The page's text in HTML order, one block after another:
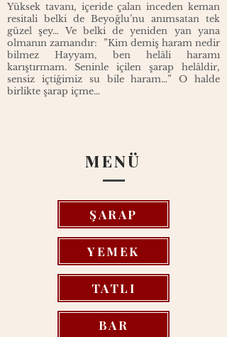
Yüksek tavanı, içeride çalan inceden keman
resitali belki de Beyoğlu’nu anımsatan tek
güzel şey… Ve belki de yeniden yan yana
olmanın zamandır: ”Kim demiş haram nedir
bilmez Hayyam, ben helâli haramı
karıştırmam. Seninle içilen şarap helâldir,
sensiz içtiğimiz su bile haram…” O halde
birlikte şarap içme…
MENÜ
ŞARAP
YEMEK
TATLI
BAR